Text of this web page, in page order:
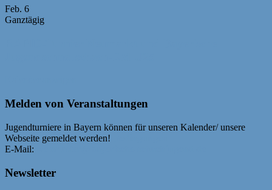
Feb. 6
Ganztägig
Melden von Veranstaltungen
Jugendturniere in Bayern können für unseren Kalender/ unsere
Webseite gemeldet werden!
E-Mail:
Newsletter